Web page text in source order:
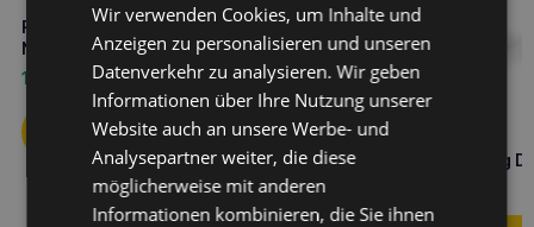
ROYAL CANIN Hepatic 200g
Nassfutter für Hunde
1,80
ROYAL CANIN Hund
hypoallergen Hund 400g
4,00
Wir verwenden Cookies, um Inhalte und
Anzeigen zu personalisieren und unseren
Datenverkehr zu analysieren. Wir geben
Informationen über Ihre Nutzung unserer
Website auch an unsere Werbe- und
Analysepartner weiter, die diese
möglicherweise mit anderen
Informationen kombinieren, die Sie ihnen